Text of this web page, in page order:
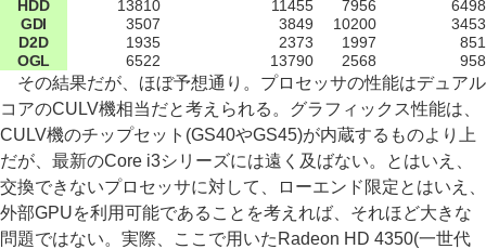
HDD
13810 11455 7956
6498
GDI
3507 3849 10200
3453
D2D
1935 2373 1997
851
OGL
6522 13790 2568 958
その結果だが、ほぼ予想通り。プロセッサの性能はデュアル
コアのCULV機相当だと考えられる。グラフィックス性能は、
CULV機のチップセット(GS40やGS45)が内蔵するものより上
だが、最新のCore i3シリーズには遠く及ばない。とはいえ、
交換できないプロセッサに対して、ローエンド限定とはいえ、
外部GPUを利用可能であることを考えれば、それほど大きな
問題ではない。実際、ここで用いたRadeon HD 4350(一世代